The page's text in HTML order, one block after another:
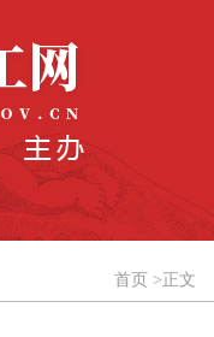
首页 > 正文